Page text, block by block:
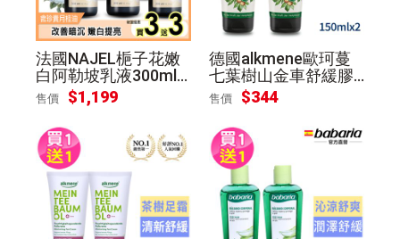
法國NAJEL梔子花嫩
白阿勒坡乳液300ml
[買3送3]
售價 $1,199
德國alkmene歐珂蔓
七葉樹山金車舒緩膠1
50ml[買1送1]
售價 $344